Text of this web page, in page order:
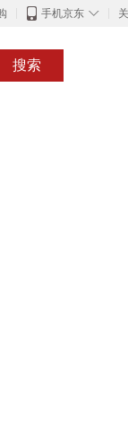
◇
手机京东
搜索